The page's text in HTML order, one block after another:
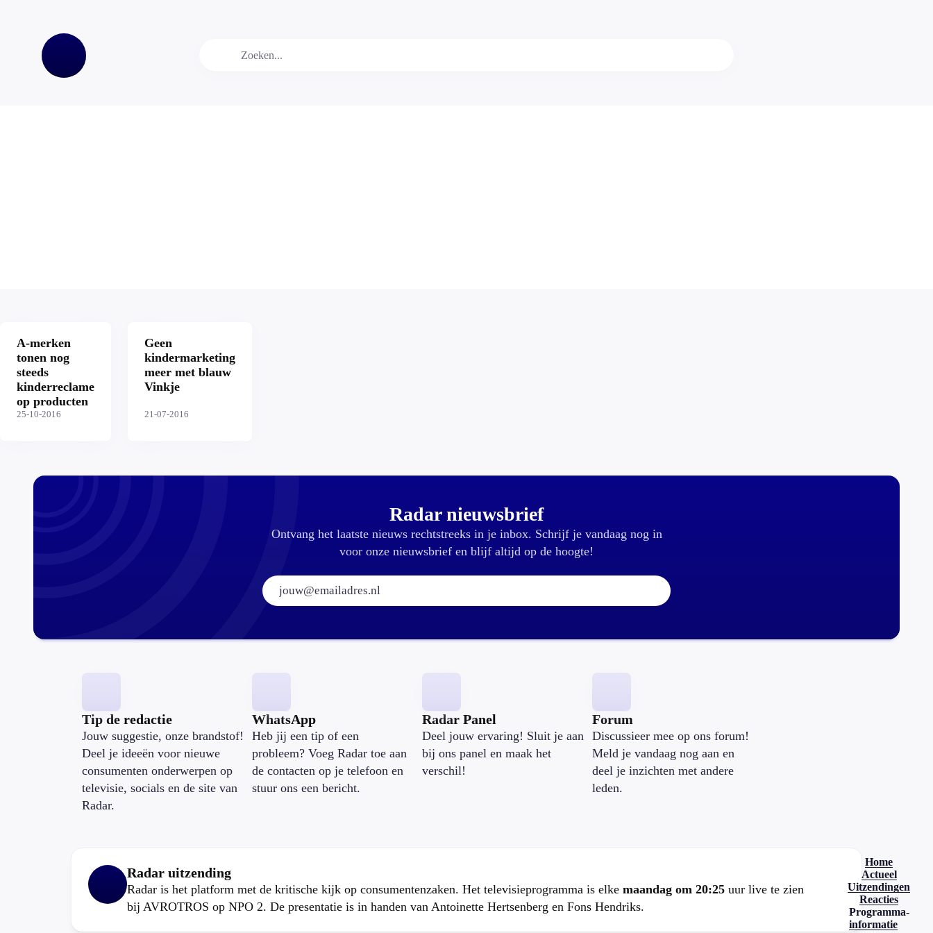
A-merken
tonen nog
steeds
kinderreclame
op producten
25-10-2016
Geen
kindermarketing
meer met blauw
Vinkje
21-07-2016
Radar nieuwsbrief
Ontvang het laatste nieuws rechtstreeks in je inbox. Schrijf je vandaag nog in
voor onze nieuwsbrief en blijf altijd op de hoogte!
E-mailadres:
Tip de redactie
Jouw suggestie, onze brandstof!
Deel je ideeën voor nieuwe
consumenten onderwerpen op
televisie, socials en de site van
Radar.
WhatsApp
Heb jij een tip of een
probleem? Voeg Radar toe aan
de contacten op je telefoon en
stuur ons een bericht.
Radar Panel
Deel jouw ervaring! Sluit je aan
bij ons panel en maak het
verschil!
Forum
Discussieer mee op ons forum!
Meld je vandaag nog aan en
deel je inzichten met andere
leden.
Radar uitzending
Radar is het platform met de kritische kijk op consumentenzaken. Het televisieprogramma is elke maandag om 20:25 uur live te zien
bij AVROTROS op NPO 2. De presentatie is in handen van Antoinette Hertsenberg en Fons Hendriks.
Home
Actueel
Uitzendingen
Reacties
Programma-
informatie